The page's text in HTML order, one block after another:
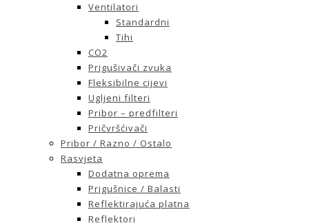
Ventilatori
Standardni
Tihi
CO2
Prigušivači zvuka
Fleksibilne cijevi
Ugljeni filteri
Pribor – predfilteri
Pričvršćivači
Pribor / Razno / Ostalo
Rasvjeta
Dodatna oprema
Prigušnice / Balasti
Reflektirajuća platna
Reflektori